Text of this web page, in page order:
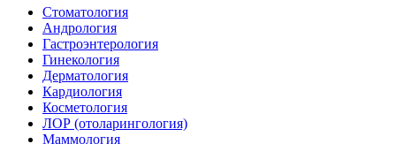
Стоматология
Андрология
Гастроэнтерология
Гинекология
Дерматология
Кардиология
Косметология
ЛОР (отоларингология)
Маммология